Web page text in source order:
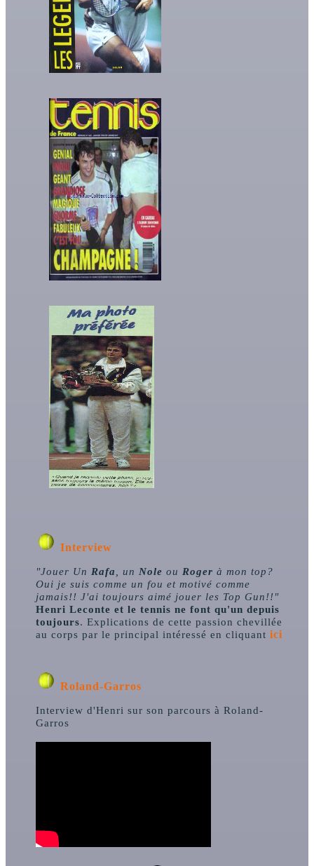
Interview
"Jouer Un Rafa , un Nole ou Roger à mon top?
Oui je suis comme un fou et motivé comme
jamais!! J'ai toujours aimé jouer les Top Gun!!"
Henri Leconte et le tennis ne font qu'un depuis
toujours. Explications de cette passion chevillée
au corps par le principal intéressé en cliquantici
Roland-Garros
Interview d'Henri sur son parcours à Roland-
Garros